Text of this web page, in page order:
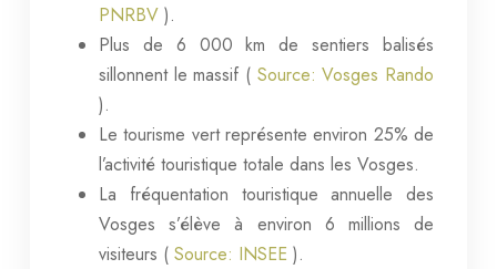
PNRBV ).
Plus de 6 000 km de sentiers balisés
sillonnent le massif ( Source: Vosges Rando
).
Le tourisme vert représente environ 25% de
l’activité touristique totale dans les Vosges.
La fréquentation touristique annuelle des
Vosges s’élève à environ 6 millions de
visiteurs ( Source: INSEE ).